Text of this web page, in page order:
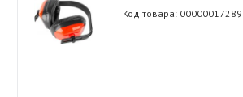
Код товара: 00000017289